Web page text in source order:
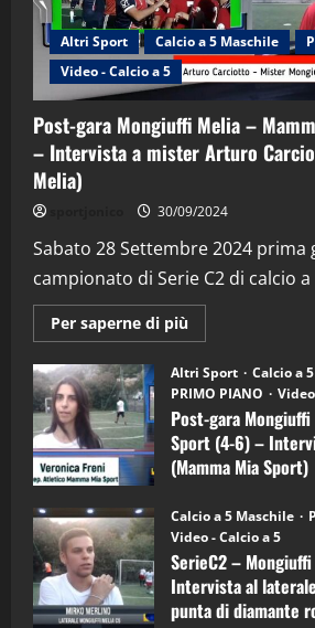
Altri Sport Calcio a 5 Maschile
Video - Calcio a 5
Post-gara Mongiuffi Melia –
– Intervista a mister Arturo
Melia)
30/09/2024
Sabato 28 Settembre 2024 prima
campionato di Serie C2 di calcio
Per saperne di più
informazioni
Post-
gara
Mongiuffi
Melia
–
Mamma
Mia
Sport
6)
–
Intervista
a
mister
Arturo
Carciotto
(Mongiuffi
Altri Sport
Calcio a
PRIMO PIANO
Post-gara
Sport (4-6) –
(Mamma Mia Sport)
Calcio a 5 Maschile
Video - Calcio a 5
SerieC2 –
Intervista al
punta di diamante
2
“SportEmpire” in
(Martedi 28 Aprile
28/04/2026
3
"SportEmpire" in
“SportEmpire” in
(Martedi 21 Aprile
21/04/2026
4
“SportEmpire” in
(Martedi 14 Aprile
15/04/2026